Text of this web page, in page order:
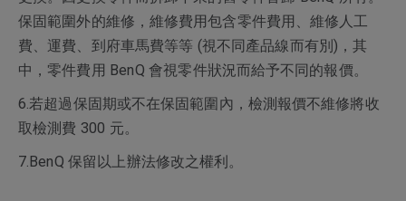
保固範圍外的維修，維修費用包含零件費用、維修人工
費、運費、到府車馬費等等 (視不同產品線而有別)，其
中，零件費用 BenQ 會視零件狀況而給予不同的報價。
6.若超過保固期或不在保固範圍內，檢測報價不維修將收
取檢測費 300 元。
7.BenQ 保留以上辦法修改之權利。